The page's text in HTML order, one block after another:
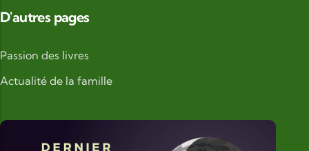
D'autres pages
Passion des livres
Actualité de la famille